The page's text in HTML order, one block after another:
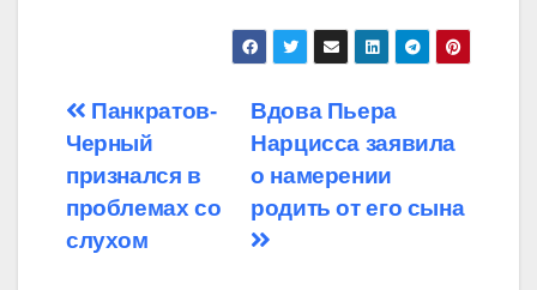
Навигация
по
записям
Вдова Пьера
Нарцисса заявила
о намерении
родить от его сына
Панкратов-
Черный
признался в
проблемах со
слухом